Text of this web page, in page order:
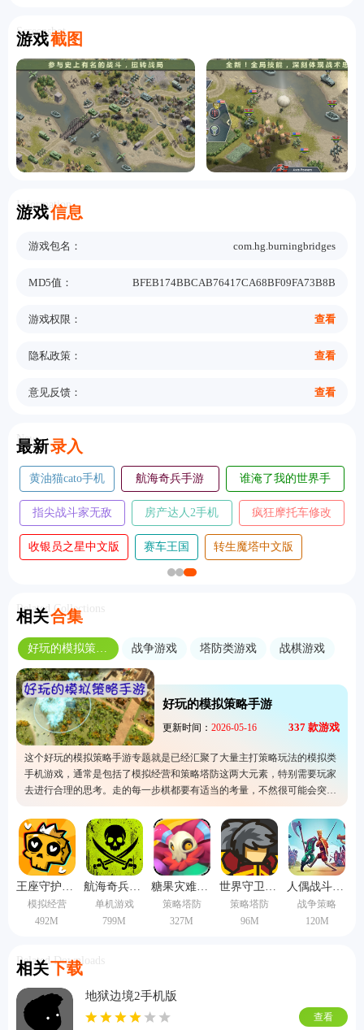
游戏截图
Screenshot
游戏信息
Information
游戏包名： com.hg.burningbridges
MD5值： BFEB174BBCAB76417CA68BF09FA73B8B
游戏权限： 查看
隐私政策： 查看
意见反馈： 查看
最新录入
New
黄油猫cato手机
版
航海奇兵手游
2026
谁淹了我的世界手
机版
指尖战斗家无敌
版
房产达人2手机
版
疯狂摩托车修改
版
收银员之星中文版
赛车王国 转生魔塔中文版
相关合集
Related Collections
好玩的模拟策略手游 战争游戏 塔防类游戏 战棋游戏
好玩的模拟策略手游
更新时间： 2026-05-16 337 款游戏
这个好玩的模拟策略手游专题就是已经汇聚了大量主打策略玩法的模拟类
手机游戏，通常是包括了模拟经营和策略塔防这两大元素，特别需要玩家
去进行合理的思考。走的每一步棋都要有适当的考量，不然很可能会突然
做出错误的选。而这个专题的出现就是为了让更多的人可以认识到这类游
戏的存在，而且还有准备了下载服务，快来下载自己喜欢的游戏吧。
王座守护者手机版
模拟经营
492M
航海奇兵手游2026
单机游戏
799M
糖果灾难机关塔防
策略塔防
327M
世界守卫军无敌版
策略塔防
96M
人偶战斗模拟器2汉化版
战争策略
120M
相关下载
Related Downloads
地狱边境2手机版
查看